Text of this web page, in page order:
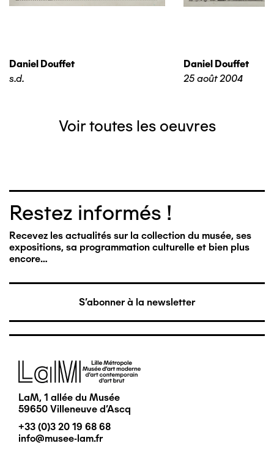
Daniel Douffet
s.d.
Daniel Douffet
25 août 2004
Voir toutes les oeuvres
Restez informés !
Recevez les actualités sur la collection du musée, ses
expositions, sa programmation culturelle et bien plus
encore…
S'abonner à la newsletter
Image
LaM, 1 allée du Musée
59650 Villeneuve d'Ascq
+33 (0)3 20 19 68 68
info@musee-lam.fr